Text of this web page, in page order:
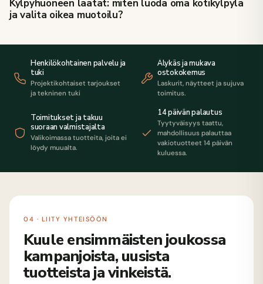
Kylpyhuoneen laatat: miten luoda oma kotikylpylä
ja valita oikea muotoilu?
Henkilökohtainen palvelu ja
tuki
Projektikohtaiset tarjoukset
ja tekninen tuki
Älykäs ja mukava
ostokokemus
Laskurit, näytteet ja sujuva
toimitus.
Toimitukset ja takuu
suoraan valmistajalta
Valikoimassa tuotteita, joita ei
löydy muualta.
14 päivän palautus
Tyytyväisyys taattu,
mahdollisuus palauttaa
vakiotuotteet 14 päivän
kuluessa.
04 · LIITY YHTEISÖÖN
Kuule ensimmäisten joukossa
kampanjoista, uusista
tuotteista ja vinkeistä.